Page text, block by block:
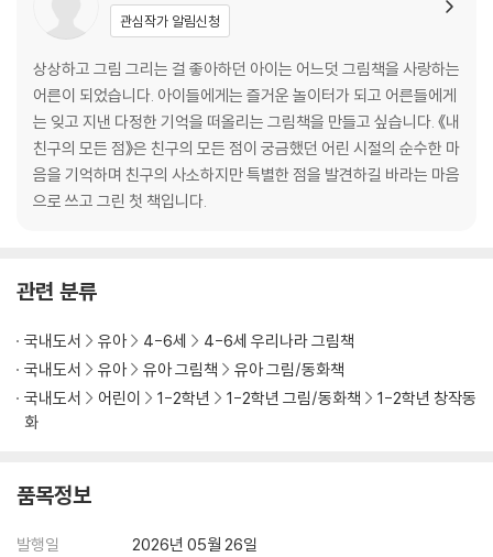
관심작가 알림신청
상상하고 그림 그리는 걸 좋아하던 아이는 어느덧 그림책을 사랑하는
어른이 되었습니다. 아이들에게는 즐거운 놀이터가 되고 어른들에게
는 잊고 지낸 다정한 기억을 떠올리는 그림책을 만들고 싶습니다. 《내
친구의 모든 점》은 친구의 모든 점이 궁금했던 어린 시절의 순수한 마
음을 기억하며 친구의 사소하지만 특별한 점을 발견하길 바라는 마음
으로 쓰고 그린 첫 책입니다.
관련 분류
국내도서 유아 4-6세
4-6세 우리나라 그림책
국내도서
유아 유아 그림책
유아 그림/동화책
국내도서
어린이 1-2학년 1-2학년 그림/동화책
1-2학년 창작동
화
품목정보
발행일
2026년 05월 26일